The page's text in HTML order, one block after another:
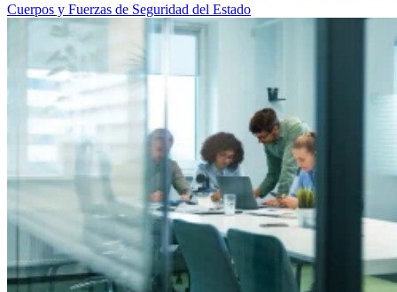
Cuerpos y Fuerzas de Seguridad del Estado